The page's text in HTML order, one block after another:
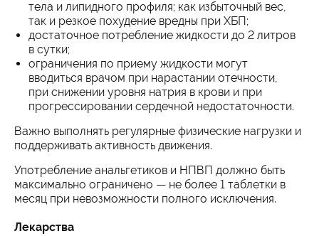
тела и липидного профиля; как избыточный вес,
так и резкое похудение вредны при ХБП;
достаточное потребление жидкости до 2 литров
в сутки;
ограничения по приему жидкости могут
вводиться врачом при нарастании отечности,
при снижении уровня натрия в крови и при
прогрессировании сердечной недостаточности.
Важно выполнять регулярные физические нагрузки и
поддерживать активность движения.
Употребление анальгетиков и НПВП должно быть
максимально ограничено — не более 1 таблетки в
месяц при невозможности полного исключения.
Лекарства